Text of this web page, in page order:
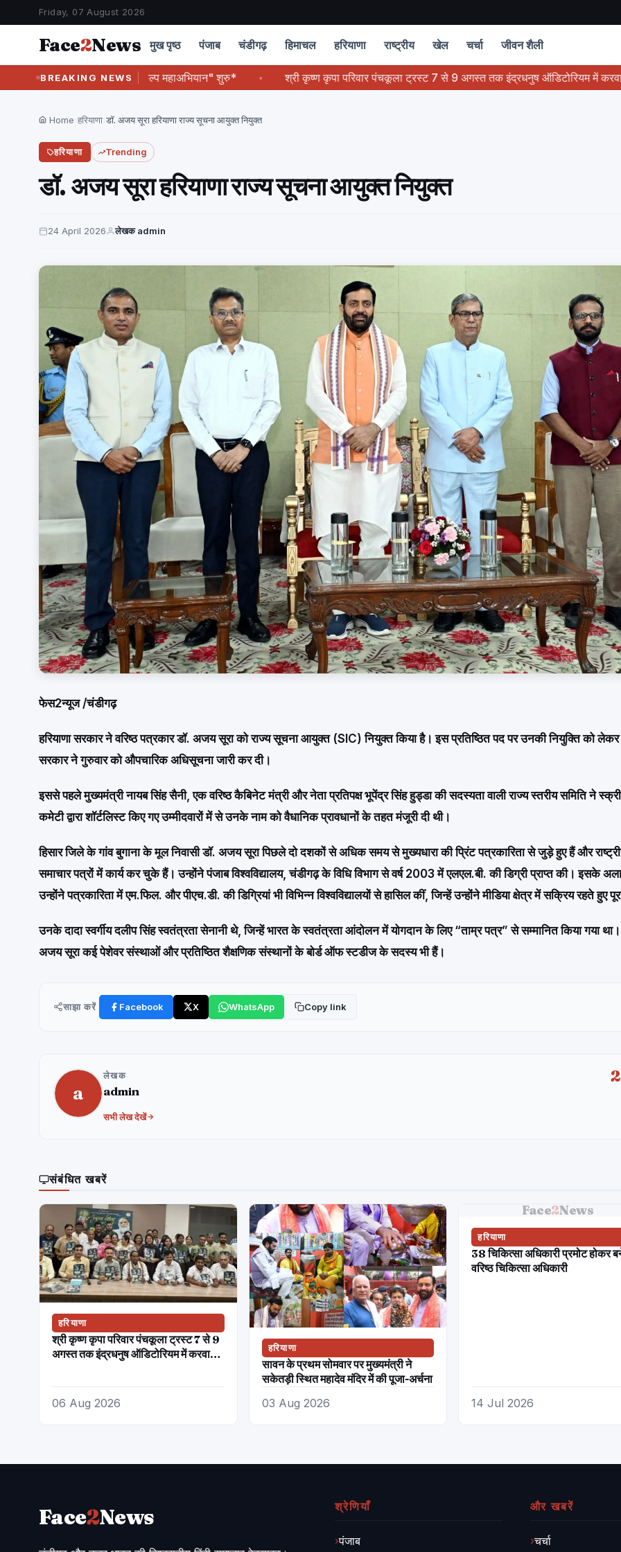
Friday, 07 August 2026
Face2News मुख पृष्ठ पंजाब चंडीगढ़ हिमाचल हरियाणा राष्ट्रीय खेल चर्चा जीवन शैली
BREAKING NEWS
का देशभर में "नशामुक्त संकल्प महाअभियान" शुरु* श्री कृष्ण कृपा परिवार पंचकूला ट्रस्ट 7 से 9 अगस्त तक इंद्रधनुष ऑडिटोरियम में करवाएगा होगा
Home हरियाणा डॉ. अजय सूरा हरियाणा राज्य सूचना आयुक्त नियुक्त
हरियाणा Trending
डॉ. अजय सूरा हरियाणा राज्य सूचना आयुक्त नियुक्त
24 April 2026 लेखक admin
फेस2न्यूज /चंडीगढ़
हरियाणा सरकार ने वरिष्ठ पत्रकार डॉ. अजय सूरा को राज्य सूचना आयुक्त (SIC) नियुक्त किया है। इस प्रतिष्ठित पद पर उनकी नियुक्ति को लेकर
सरकार ने गुरुवार को औपचारिक अधिसूचना जारी कर दी।
इससे पहले मुख्यमंत्री नायब सिंह सैनी, एक वरिष्ठ कैबिनेट मंत्री और नेता प्रतिपक्ष भूपेंद्र सिंह हुड्डा की सदस्यता वाली राज्य स्तरीय समिति ने
कमेटी द्वारा शॉर्टलिस्ट किए गए उम्मीदवारों में से उनके नाम को वैधानिक प्रावधानों के तहत मंजूरी दी थी।
हिसार जिले के गांव बुगाना के मूल निवासी डॉ. अजय सूरा पिछले दो दशकों से अधिक समय से मुख्यधारा की प्रिंट पत्रकारिता से जुड़े हुए हैं और
समाचार पत्रों में कार्य कर चुके हैं। उन्होंने पंजाब विश्वविद्यालय, चंडीगढ़ के विधि विभाग से वर्ष 2003 में एलएल.बी. की डिग्री प्राप्त की। इसके
उन्होंने पत्रकारिता में एम.फिल. और पीएच.डी. की डिग्रियां भी विभिन्न विश्वविद्यालयों से हासिल कीं, जिन्हें उन्होंने मीडिया क्षेत्र में सक्रिय रहते हुए
उनके दादा स्वर्गीय दलीप सिंह स्वतंत्रता सेनानी थे, जिन्हें भारत के स्वतंत्रता आंदोलन में योगदान के लिए “ताम्र पत्र” से सम्मानित किया गया
अजय सूरा कई पेशेवर संस्थाओं और प्रतिष्ठित शैक्षणिक संस्थानों के बोर्ड ऑफ स्टडीज के सदस्य भी हैं।
साझा करें Facebook X WhatsApp Copy link
a
लेखक
admin
सभी लेख देखें
संबंधित खबरें
हरियाणा
श्री कृष्ण कृपा परिवार पंचकूला ट्रस्ट 7 से 9
अगस्त तक इंद्रधनुष ऑडिटोरियम में करवाएगा
06 Aug 2026
हरियाणा
सावन के प्रथम सोमवार पर मुख्यमंत्री ने
सकेतड़ी स्थित महादेव मंदिर में की पूजा-अर्चना
03 Aug 2026
Face2News
हरियाणा
38 चिकित्सा अधिकारी प्रमोट होकर
वरिष्ठ चिकित्सा अधिकारी
14 Jul 2026
Face2News श्रेणियाँ
पंजाब
और खबरें
चर्चा